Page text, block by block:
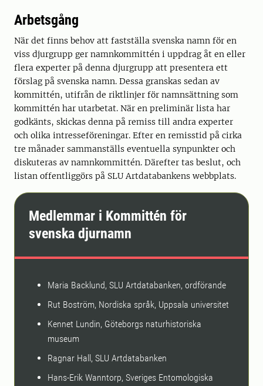
Arbetsgång
När det finns behov att fastställa svenska namn för en
viss djurgrupp ger namnkommittén i uppdrag åt en eller
flera experter på denna djurgrupp att presentera ett
förslag på svenska namn. Dessa granskas sedan av
kommittén, utifrån de riktlinjer för namnsättning som
kommittén har utarbetat. När en preliminär lista har
godkänts, skickas denna på remiss till andra experter
och olika intresseföreningar. Efter en remisstid på cirka
tre månader sammanställs eventuella synpunkter och
diskuteras av namnkommittén. Därefter tas beslut, och
listan offentliggörs på SLU Artdatabankens webbplats.
Medlemmar i Kommittén för
svenska djurnamn
Maria Backlund, SLU Artdatabanken, ordförande
Rut Boström, Nordiska språk, Uppsala universitet
Kennet Lundin, Göteborgs naturhistoriska
museum
Ragnar Hall, SLU Artdatabanken
Hans-Erik Wanntorp, Sveriges Entomologiska